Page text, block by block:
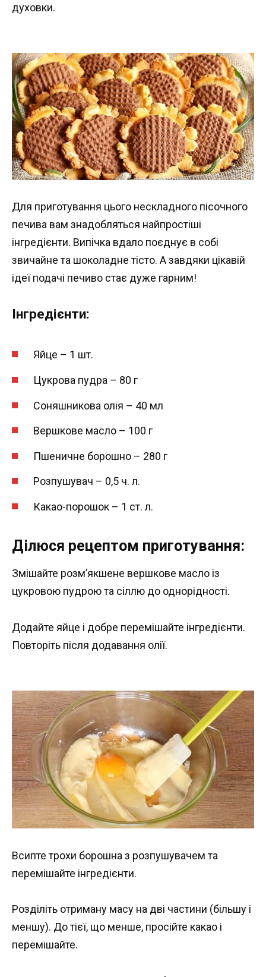
духовки.
Для приготування цього нескладного пісочного
печива вам знадобляться найпростіші
інгредієнти. Випічка вдало поєднує в собі
звичайне та шоколадне тісто. А завдяки цікавій
ідеї подачі печиво стає дуже гарним!
Інгредієнти:
Яйце – 1 шт.
Цукрова пудра – 80 г
Соняшникова олія – 40 мл
Вершкове масло – 100 г
Пшеничне борошно – 280 г
Розпушувач – 0,5 ч. л.
Какао-порошок – 1 ст. л.
Ділюся рецептом приготування:
Змішайте розм’якшене вершкове масло із
цукровою пудрою та сіллю до однорідності.
Додайте яйце і добре перемішайте інгредієнти.
Повторіть після додавання олії.
Всипте трохи борошна з розпушувачем та
перемішайте інгредієнти.
Розділіть отриману масу на дві частини (більшу і
меншу). До тієї, що менше, просійте какао і
перемішайте.